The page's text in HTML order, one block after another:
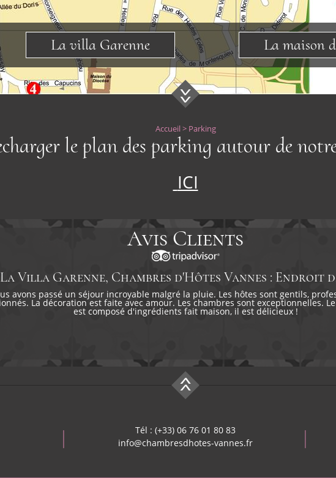
La villa Garenne La maison
Accueil> Parking
le plan des parking autour de
ICI
Avis Clients
La Villa Garenne, Chambres d'Hôtes Vannes : Endroit
avons passé un séjour incroyable malgré la pluie. Les hôtes sont gentils,
La décoration est faite avec amour. Les chambres sont exceptionnelles.
est composé d'ingrédients fait maison, il est délicieux !
Tél : (+33) 06 76 01 80 83
info@chambresdhotes-vannes.fr